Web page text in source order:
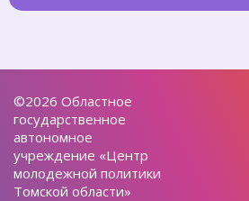
©2026 Областное
государственное
автономное
учреждение «Центр
молодежной политики
Томской области»